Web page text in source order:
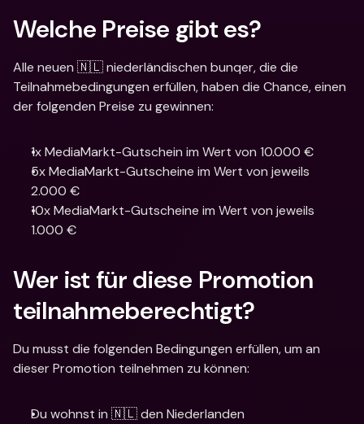
Welche Preise gibt es?
Alle neuen 🇳🇱 niederländischen bunqer, die die
Teilnahmebedingungen erfüllen, haben die Chance, einen
der folgenden Preise zu gewinnen:
1x MediaMarkt-Gutschein im Wert von 10.000 €
5x MediaMarkt-Gutscheine im Wert von jeweils
2.000 €
10x MediaMarkt-Gutscheine im Wert von jeweils
1.000 €
Wer ist für diese Promotion
teilnahmeberechtigt?
Du musst die folgenden Bedingungen erfüllen, um an
dieser Promotion teilnehmen zu können:
Du wohnst in 🇳🇱 den Niederlanden